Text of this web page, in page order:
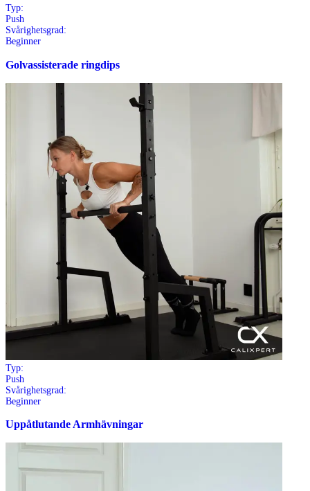
Typ:
Push
Svårighetsgrad:
Beginner
Golvassisterade ringdips
Typ:
Push
Svårighetsgrad:
Beginner
Uppåtlutande Armhävningar